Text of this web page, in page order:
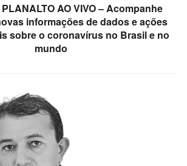
AO VIVO – Acompanhe
informações de dados e ações
sobre o coronavírus no Brasil e no
mundo